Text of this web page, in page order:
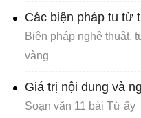
Các biện pháp tu từ
Biện pháp nghệ thuật,
vàng
Giá trị nội dung và
Soạn văn 11 bài Từ ấy